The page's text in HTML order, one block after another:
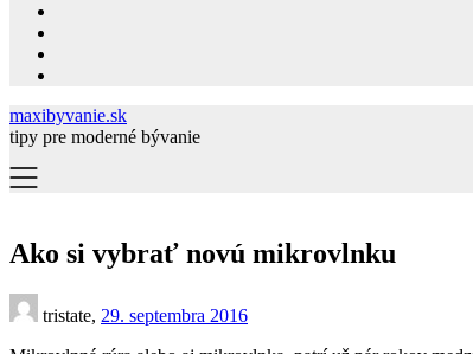
maxibyvanie.sk
tipy pre moderné bývanie
Ako si vybrať novú mikrovlnku
tristate, 29. septembra 2016